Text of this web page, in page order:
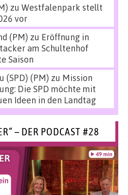
zu Westfalenpark stellt
vor
(PM) zu Eröffnung in
am Schultenhof
Saison
(SPD) (PM) zu Mission
Die SPD möchte mit
Ideen in den Landtag
– DER PODCAST #28